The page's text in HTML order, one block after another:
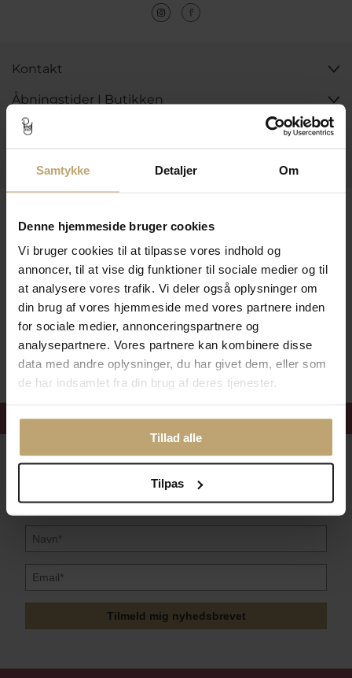
Samtykke Detaljer Om
Denne hjemmeside bruger cookies
Vi bruger cookies til at tilpasse vores indhold og
annoncer, til at vise dig funktioner til sociale medier og til
at analysere vores trafik. Vi deler også oplysninger om
din brug af vores hjemmeside med vores partnere inden
for sociale medier, annonceringspartnere og
analysepartnere. Vores partnere kan kombinere disse
data med andre oplysninger, du har givet dem, eller som
de har indsamlet fra din brug af deres tjenester.
Tillad alle
Tilpas
Kontakt
Åbningstider I Butikken
Information
Betalingsmuligheder
Sikker Og Tryg E-Handel
Få 15%velkomstrabat
Følg med i vores nyhedsbrev
Læs mere her
Tilmeld mig nyhedsbrevet